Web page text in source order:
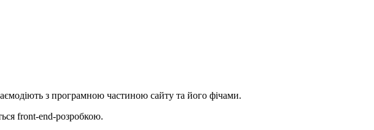
з програмною частиною сайту та його фічами.
front-end-розробкою.